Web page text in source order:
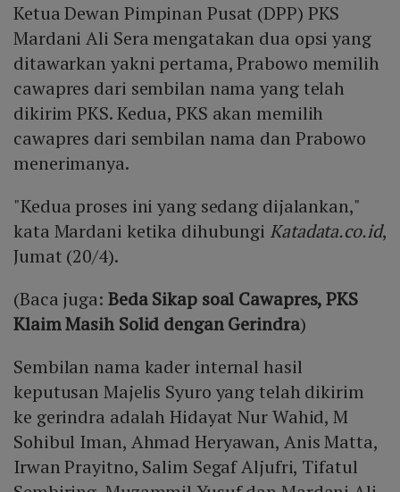
Ketua Dewan Pimpinan Pusat (DPP) PKS
Mardani Ali Sera mengatakan dua opsi yang
ditawarkan yakni pertama, Prabowo memilih
cawapres dari sembilan nama yang telah
dikirim PKS. Kedua, PKS akan memilih
cawapres dari sembilan nama dan Prabowo
menerimanya.
"Kedua proses ini yang sedang dijalankan,"
kata Mardani ketika dihubungi Katadata.co.id,
Jumat (20/4).
(Baca juga: Beda Sikap soal Cawapres, PKS
Klaim Masih Solid dengan Gerindra)
Sembilan nama kader internal hasil
keputusan Majelis Syuro yang telah dikirim
ke gerindra adalah Hidayat Nur Wahid, M
Sohibul Iman, Ahmad Heryawan, Anis Matta,
Irwan Prayitno, Salim Segaf Aljufri, Tifatul